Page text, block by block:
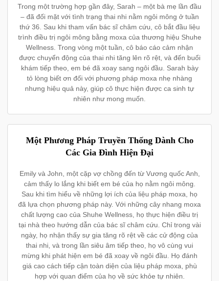
Trong một trường hợp gần đây, Sarah – một bà mẹ lần đầu
– đã đối mặt với tình trạng thai nhi nằm ngôi mông ở tuần
thứ 36. Sau khi tham vấn bác sĩ châm cứu, cô bắt đầu liệu
trình điều trị ngôi mông bằng moxa của thương hiệu Shuhe
Wellness. Trong vòng một tuần, cô báo cáo cảm nhận
được chuyển động của thai nhi tăng lên rõ rệt, và đến buổi
khám tiếp theo, em bé đã xoay sang ngôi đầu. Sarah bày
tỏ lòng biết ơn đối với phương pháp moxa nhẹ nhàng
nhưng hiệu quả này, giúp cô thực hiện được ca sinh tự
nhiên như mong muốn.
Một Phương Pháp Truyền Thống Dành Cho
Các Gia Đình Hiện Đại
Emily và John, một cặp vợ chồng đến từ Vương quốc Anh,
cảm thấy lo lắng khi biết em bé của họ nằm ngôi mông.
Sau khi tìm hiểu về những lợi ích của liệu pháp moxa, họ
đã lựa chọn phương pháp này. Với những cây nhang moxa
chất lượng cao của Shuhe Wellness, họ thực hiện điều trị
tại nhà theo hướng dẫn của bác sĩ châm cứu. Chỉ trong vài
ngày, họ nhận thấy sự gia tăng rõ rệt về các cử động của
thai nhi, và trong lần siêu âm tiếp theo, họ vô cùng vui
mừng khi phát hiện em bé đã xoay về ngôi đầu. Họ đánh
giá cao cách tiếp cận toàn diện của liệu pháp moxa, phù
hợp với quan điểm của họ về sức khỏe tự nhiên.